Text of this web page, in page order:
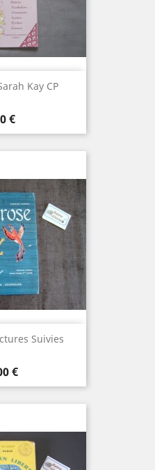
Kay CP
€
Suivies
€